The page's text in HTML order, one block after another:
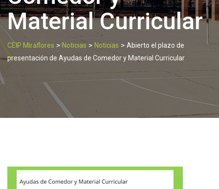
Material Curricular
CEIP Miraflores >Noticias > Noticias > Abierto el plazo de
presentación de Ayudas de Comedor y Material Curricular